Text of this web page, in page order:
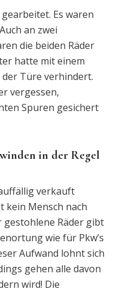
Es waren
an zwei
die beiden Räder
hatte mit einem
der Türe verhindert.
vergessen,
Spuren gesichert
in der Regel
verkauft
kein Mensch nach
gestohlene Räder gibt
wie für Pkw’s
Aufwand lohnt sich
gehen alle davon
wird! Die